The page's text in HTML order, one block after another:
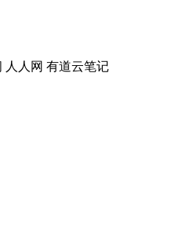
人人网 有道云笔记